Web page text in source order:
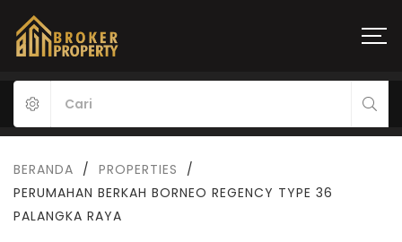
BERANDA / PROPERTIES
/
PERUMAHAN BERKAH BORNEO REGENCY TYPE 36
PALANGKA RAYA